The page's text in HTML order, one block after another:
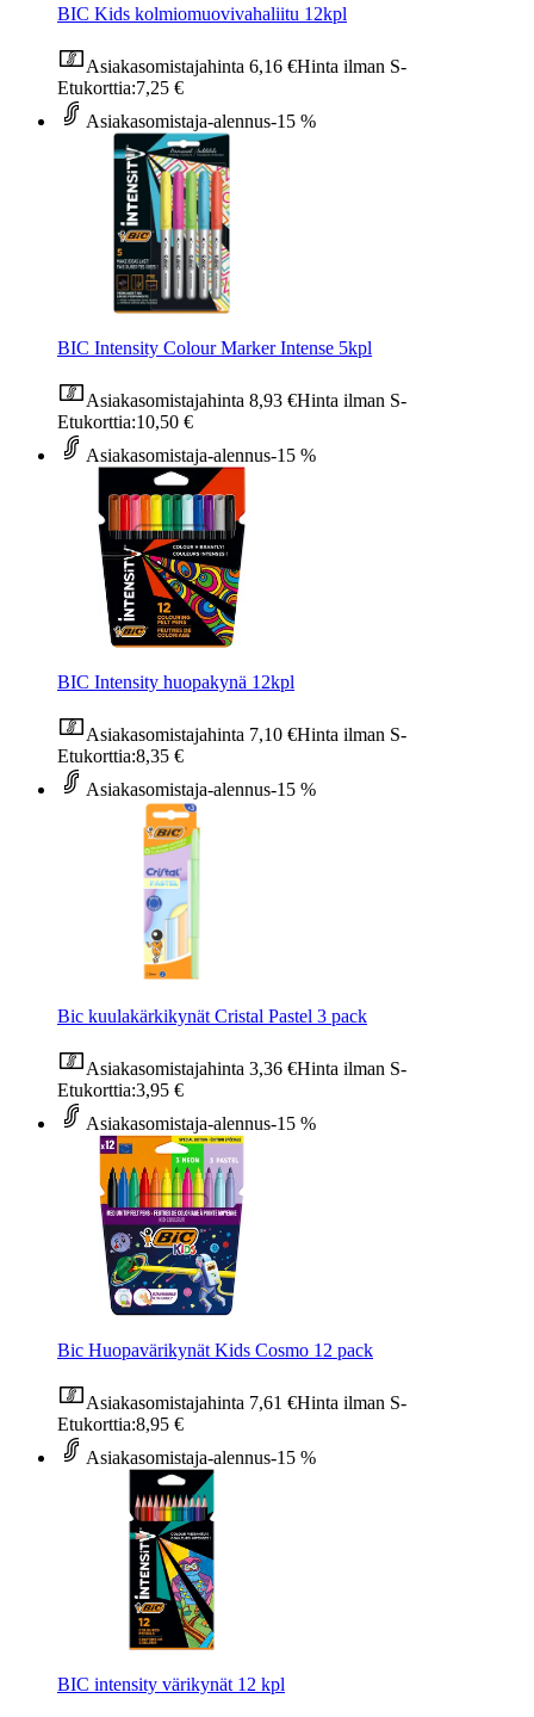
BIC Kids kolmiomuovivahaliitu 12kpl
Asiakasomistajahinta 6,16 €Hinta ilman S-
Etukorttia:7,25 €
Asiakasomistaja-alennus-15 %
BIC Intensity Colour Marker Intense 5kpl
Asiakasomistajahinta 8,93 €Hinta ilman S-
Etukorttia:10,50 €
Asiakasomistaja-alennus-15 %
BIC Intensity huopakynä 12kpl
Asiakasomistajahinta 7,10 €Hinta ilman S-
Etukorttia:8,35 €
Asiakasomistaja-alennus-15 %
Bic kuulakärkikynät Cristal Pastel 3 pack
Asiakasomistajahinta 3,36 €Hinta ilman S-
Etukorttia:3,95 €
Asiakasomistaja-alennus-15 %
Bic Huopavärikynät Kids Cosmo 12 pack
Asiakasomistajahinta 7,61 €Hinta ilman S-
Etukorttia:8,95 €
Asiakasomistaja-alennus-15 %
BIC intensity värikynät 12 kpl